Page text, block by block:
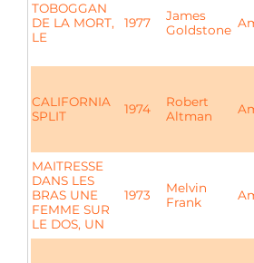
TOBOGGAN
DE LA MORT,
LE
1977
James
Goldstone
CALIFORNIA
SPLIT
1974
Robert
Altman
MAITRESSE
DANS LES
BRAS UNE
FEMME SUR
LE DOS, UN
1973
Melvin
Frank